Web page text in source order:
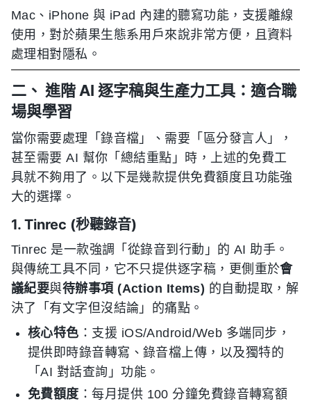
Mac、iPhone 與 iPad 內建的聽寫功能，支援離線
使用，對於蘋果生態系用戶來說非常方便，且資料
處理相對隱私。
二、 進階 AI 逐字稿與生產力工具：適合職
場與學習
當你需要處理「錄音檔」、需要「區分發言人」，
甚至需要 AI 幫你「總結重點」時，上述的免費工
具就不夠用了。以下是幾款提供免費額度且功能強
大的選擇。
1. Tinrec (秒聽錄音)
Tinrec 是一款強調「從錄音到行動」的 AI 助手。
與傳統工具不同，它不只提供逐字稿，更側重於會
議紀要與待辦事項 (Action Items) 的自動提取，解
決了「有文字但沒結論」的痛點。
核心特色 ：支援 iOS/Android/Web 多端同步，
提供即時錄音轉寫、錄音檔上傳，以及獨特的
「AI 對話查詢」功能。
免費額度 ：每月提供 100 分鐘免費錄音轉寫額